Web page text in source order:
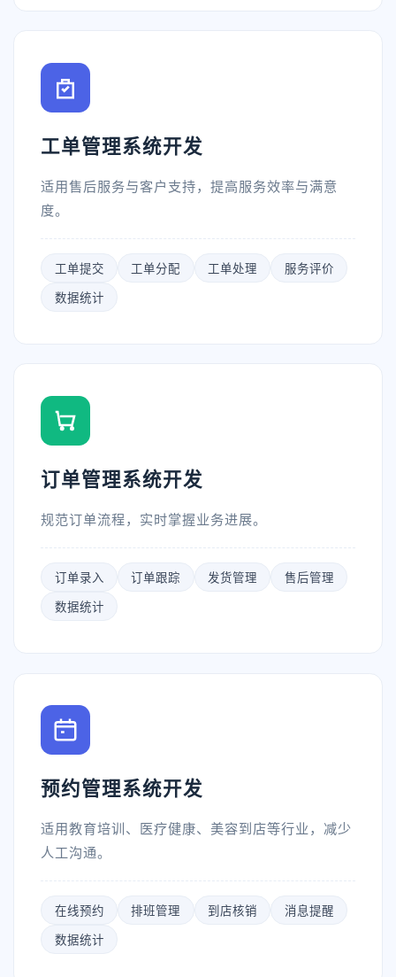
工单管理系统开发
适用售后服务与客户支持，提高服务效率与满意
度。
工单提交 工单分配 工单处理 服务评价
数据统计
订单管理系统开发
规范订单流程，实时掌握业务进展。
订单录入 订单跟踪 发货管理 售后管理
数据统计
预约管理系统开发
适用教育培训、医疗健康、美容到店等行业，减少
人工沟通。
在线预约 排班管理 到店核销 消息提醒
数据统计